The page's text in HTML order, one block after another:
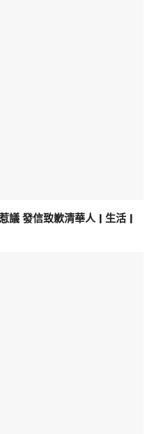
議 發信致歉清華人 | 生活 |